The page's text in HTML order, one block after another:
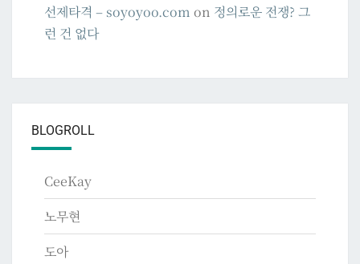
선제타격 – soyoyoo.com on 정의로운 전쟁? 그
런 건 없다
BLOGROLL
CeeKay
노무현
도아